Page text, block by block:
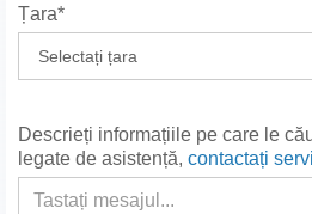
Țara*
Descrieți informațiile pe care le
legate de asistență, contactați